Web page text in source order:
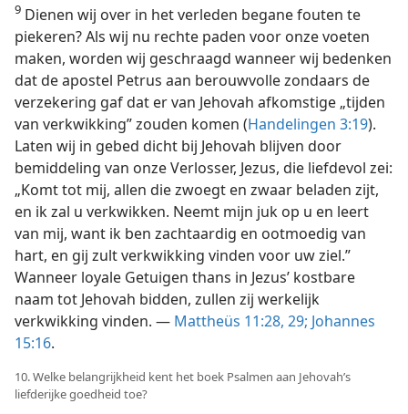
9 Dienen wij over in het verleden begane fouten te
piekeren? Als wij nu rechte paden voor onze voeten
maken, worden wij geschraagd wanneer wij bedenken
dat de apostel Petrus aan berouwvolle zondaars de
verzekering gaf dat er van Jehovah afkomstige „tijden
van verkwikking” zouden komen (Handelingen 3:19).
Laten wij in gebed dicht bij Jehovah blijven door
bemiddeling van onze Verlosser, Jezus, die liefdevol zei:
„Komt tot mij, allen die zwoegt en zwaar beladen zijt,
en ik zal u verkwikken. Neemt mijn juk op u en leert
van mij, want ik ben zachtaardig en ootmoedig van
hart, en gij zult verkwikking vinden voor uw ziel.”
Wanneer loyale Getuigen thans in Jezus’ kostbare
naam tot Jehovah bidden, zullen zij werkelijk
verkwikking vinden. — Mattheüs 11:28, 29; Johannes
15:16.
10. Welke belangrijkheid kent het boek Psalmen aan Jehovah’s
liefderijke goedheid toe?